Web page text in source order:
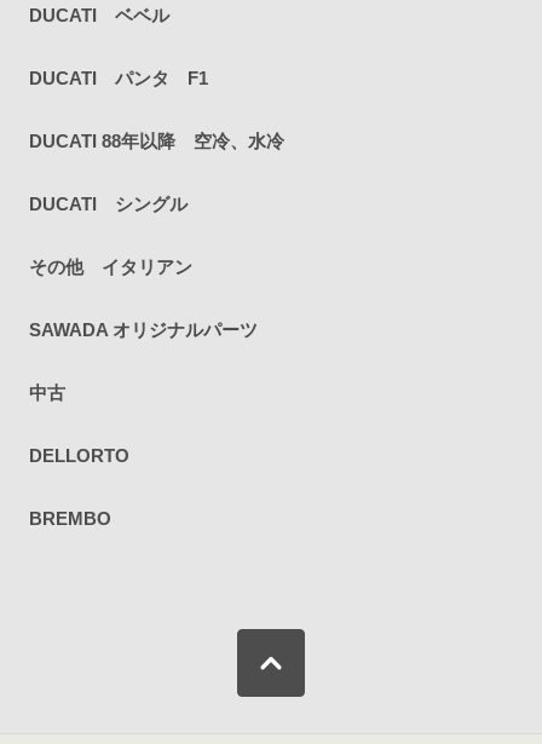
DUCATI ベベル
DUCATI パンタ F1
DUCATI 88年以降 空冷、水冷
DUCATI シングル
その他 イタリアン
SAWADA オリジナルパーツ
中古
DELLORTO
BREMBO